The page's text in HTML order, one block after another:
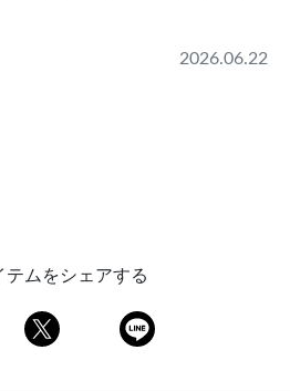
2026.06.22
テムをシェアする